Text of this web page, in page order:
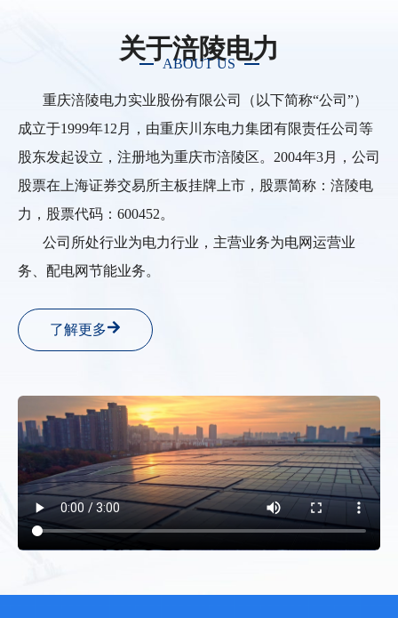
关于涪陵电力
ABOUT US
重庆涪陵电力实业股份有限公司（以下简称“公司”）
成立于1999年12月，由重庆川东电力集团有限责任公司等
股东发起设立，注册地为重庆市涪陵区。2004年3月，公司
股票在上海证券交易所主板挂牌上市，股票简称：涪陵电
力，股票代码：600452。
公司所处行业为电力行业，主营业务为电网运营业
务、配电网节能业务。
了解更多